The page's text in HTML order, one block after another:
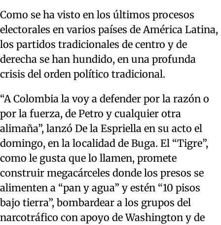
Como se ha visto en los últimos procesos
electorales en varios países de América Latina,
los partidos tradicionales de centro y de
derecha se han hundido, en una profunda
crisis del orden político tradicional.
“A Colombia la voy a defender por la razón o
por la fuerza, de Petro y cualquier otra
alimaña”, lanzó De la Espriella en su acto el
domingo, en la localidad de Buga. El “Tigre”,
como le gusta que lo llamen, promete
construir megacárceles donde los presos se
alimenten a “pan y agua” y estén “10 pisos
bajo tierra”, bombardear a los grupos del
narcotráfico con apoyo de Washington y de